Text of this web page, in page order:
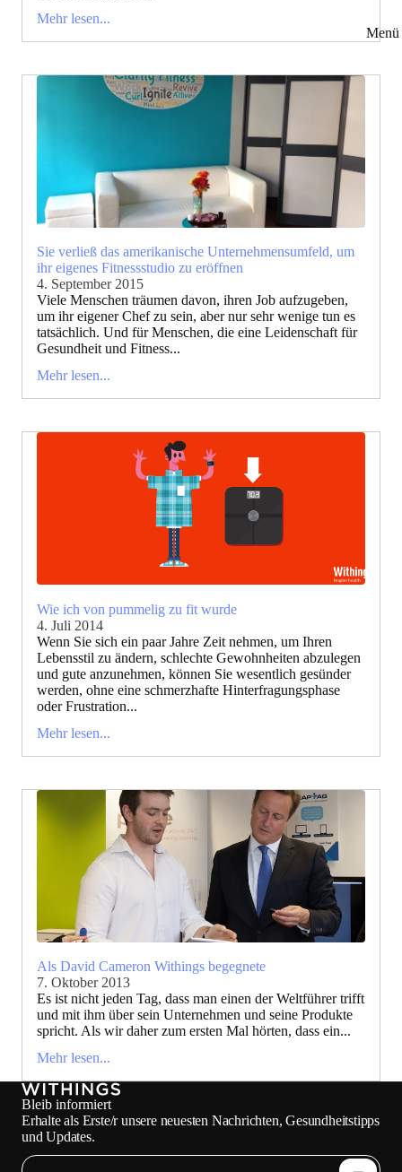
Menü
Mehr lesen...
Sie verließ das amerikanische Unternehmensumfeld, um
ihr eigenes Fitnessstudio zu eröffnen
4. September 2015
Viele Menschen träumen davon, ihren Job aufzugeben,
um ihr eigener Chef zu sein, aber nur sehr wenige tun es
tatsächlich. Und für Menschen, die eine Leidenschaft für
Gesundheit und Fitness...
Mehr lesen...
Wie ich von pummelig zu fit wurde
4. Juli 2014
Wenn Sie sich ein paar Jahre Zeit nehmen, um Ihren
Lebensstil zu ändern, schlechte Gewohnheiten abzulegen
und gute anzunehmen, können Sie wesentlich gesünder
werden, ohne eine schmerzhafte Hinterfragungsphase
oder Frustration...
Mehr lesen...
Als David Cameron Withings begegnete
7. Oktober 2013
Es ist nicht jeden Tag, dass man einen der Weltführer trifft
und mit ihm über sein Unternehmen und seine Produkte
spricht. Als wir daher zum ersten Mal hörten, dass ein...
Mehr lesen...
Bleib informiert
Erhalte als Erste/r unsere neuesten Nachrichten, Gesundheitstipps
und Updates.